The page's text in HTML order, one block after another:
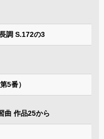
調 S.172の3
5番）
曲 作品25から